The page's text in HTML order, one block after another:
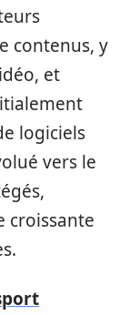
contenus, y
et
logiciels
vers le
croissante